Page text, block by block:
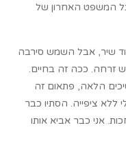
המשפט האחרון של
שיר, אבל השמש סירבה
זרחה. ככה זה בחיים.
הלאה, פתאום זה
ציפייה. הסתיו כבר
אני כבר אביא אותו